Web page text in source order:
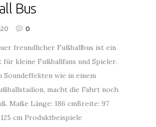
Bus
0
freundlicher Fußballbus ist ein
kleine Fußballfans und Spieler.
wie in einem
macht die Fahrt noch
Maße Länge: 186 cmBreite: 97
cm Produktbeispiele